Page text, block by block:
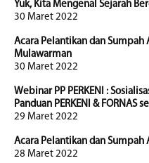
Yuk, Kita Mengenal Sejarah
30 Maret 2022
Acara Pelantikan dan
Mulawarman
30 Maret 2022
Webinar PP PERKENI :
Panduan PERKENI &
29 Maret 2022
Acara Pelantikan dan Sumpah
28 Maret 2022